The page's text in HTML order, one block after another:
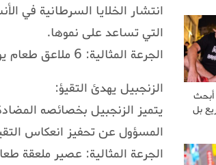
انتشار الخلايا السرطانية في
التي تساعد على نموها.
الجرعة المثالية: 6 ملاعق طعام يومياً.
الزنجبيل يهدئ التقيؤ:
يتميز الزنجبيل بخصائصه
المسؤول عن تحفيز انعكاس
الجرعة المثالية: عصير ملعقة
أبحث
بل